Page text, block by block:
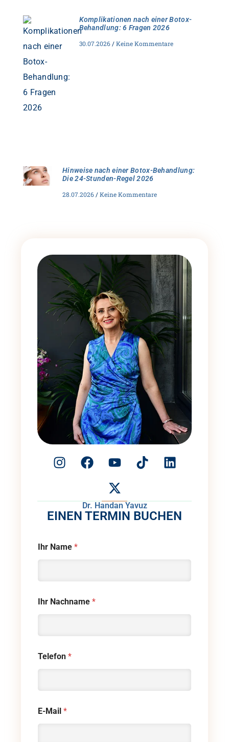
Komplikationen nach einer Botox-
Behandlung: 6 Fragen 2026
30.07.2026 Keine Kommentare
Hinweise nach einer Botox-Behandlung:
Die 24-Stunden-Regel 2026
28.07.2026 Keine Kommentare
Dr. Handan Yavuz
EINEN TERMIN BUCHEN
Ihr Name *
Ihr Nachname *
Telefon *
E-Mail *